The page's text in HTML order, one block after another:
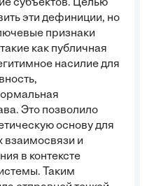
субъектов. Целью
эти дефиниции, но
признаки
как публичная
насилие для
Это позволило
основу для
взаимосвязи и
в контексте
Таким